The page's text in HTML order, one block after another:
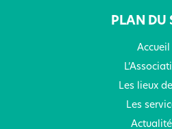
PLAN DU
Accueil
Les lieux
Les